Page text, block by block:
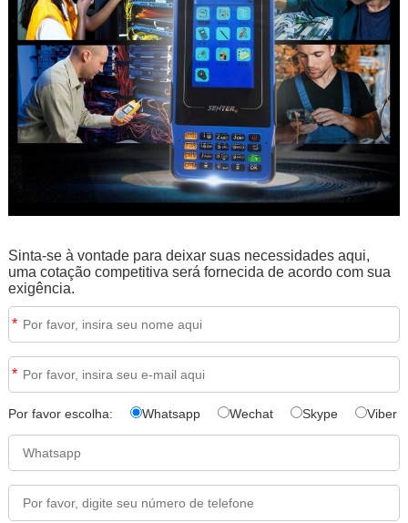
Sinta-se à vontade para deixar suas necessidades aqui,
uma cotação competitiva será fornecida de acordo com sua
exigência.
*
*
Por favor escolha: Whatsapp Wechat Skype Viber